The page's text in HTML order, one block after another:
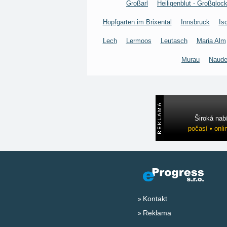
Großarl Heiligenblut -
Hopfgarten im Brixental Innsbruck
Lech Lermoos Leutasch Maria Alm
Murau
Široká
počasí •
Kontakt
Reklama